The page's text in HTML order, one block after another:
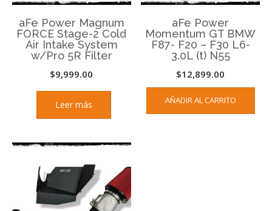
aFe Power Magnum
FORCE Stage-2 Cold
Air Intake System
w/Pro 5R Filter
$9,999.00
Leer más
aFe Power
Momentum GT BMW
F87- F20 – F30 L6-
3.0L (t) N55
$12,899.00
AÑADIR AL CARRITO